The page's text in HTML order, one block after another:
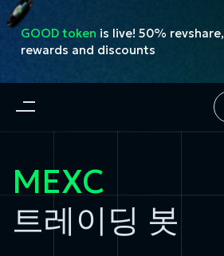
GOOD token is live! 50% revshare,
rewards and discounts
MEXC
트레이딩 봇